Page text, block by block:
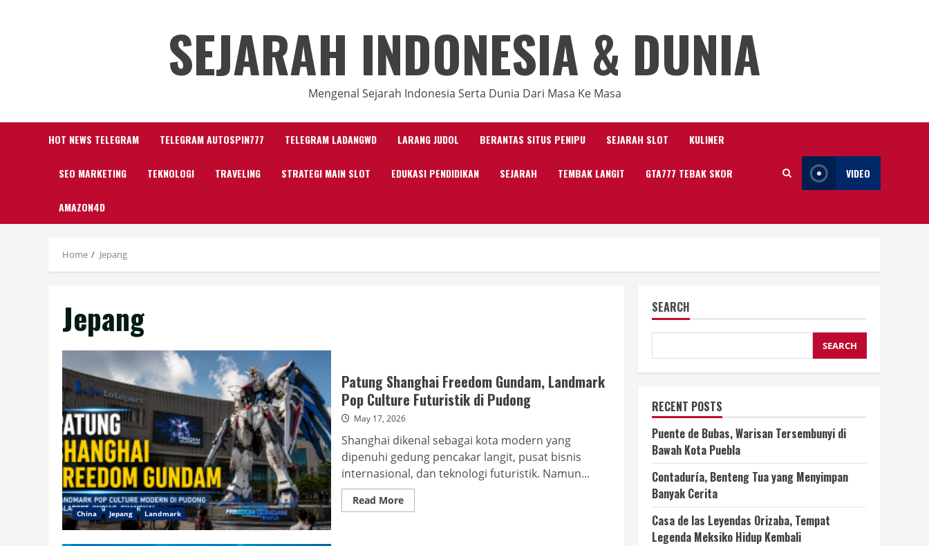
SEJARAH INDONESIA & DUNIA
Mengenal Sejarah Indonesia Serta Dunia Dari Masa Ke Masa
HOT NEWS TELEGRAM TELEGRAM AUTOSPIN777 TELEGRAM LADANGWD LARANG JUDOL BERANTAS SITUS PENIPU SEJARAH SLOT KULINER
SEO MARKETING TEKNOLOGI TRAVELING STRATEGI MAIN SLOT EDUKASI PENDIDIKAN SEJARAH TEMBAK LANGIT GTA777 TEBAK SKOR
AMAZON4D
VIDEO
Home Jepang
Jepang
China Jepang Landmark
Patung Shanghai Freedom Gundam, Landmark
Pop Culture Futuristik di Pudong
May 17, 2026
Shanghai dikenal sebagai kota modern yang
dipenuhi gedung pencakar langit, pusat bisnis
internasional, dan teknologi futuristik. Namun...
Read MoreRead
more
SEARCH
SEARCH
RECENT POSTS
Puente de Bubas, Warisan Tersembunyi di
Bawah Kota Puebla
Contaduría, Benteng Tua yang Menyimpan
Banyak Cerita
Casa de las Leyendas Orizaba, Tempat
Legenda Meksiko Hidup Kembali